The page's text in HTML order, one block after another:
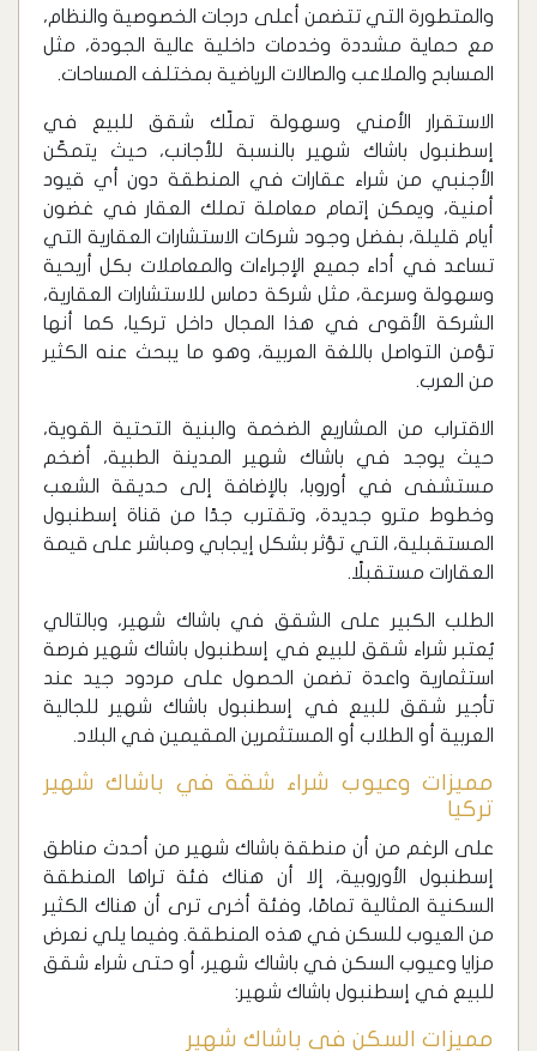
والمتطورة التي تتضمن أعلى درجات الخصوصية والنظام،
مع حماية مشددة وخدمات داخلية عالية الجودة، مثل
المسابح والملاعب والصالات الرياضية بمختلف المساحات.
الاستقرار الأمني وسهولة تملّك شقق للبيع في
إسطنبول باشاك شهير بالنسبة للأجانب، حيث يتمكّن
الأجنبي من شراء عقارات في المنطقة دون أي قيود
أمنية، ويمكن إتمام معاملة تملك العقار في غضون
أيام قليلة، بفضل وجود شركات الاستشارات العقارية التي
تساعد في أداء جميع الإجراءات والمعاملات بكل أريحية
وسهولة وسرعة، مثل شركة دماس للاستشارات العقارية،
الشركة الأقوى في هذا المجال داخل تركيا، كما أنها
تؤمن التواصل باللغة العربية، وهو ما يبحث عنه الكثير
من العرب.
الاقتراب من المشاريع الضخمة والبنية التحتية القوية،
حيث يوجد في باشاك شهير المدينة الطبية، أضخم
مستشفى في أوروبا، بالإضافة إلى حديقة الشعب
وخطوط مترو جديدة، وتقترب جدًا من قناة إسطنبول
المستقبلية، التي تؤثر بشكل إيجابي ومباشر على قيمة
العقارات مستقبلًا.
الطلب الكبير على الشقق في باشاك شهير، وبالتالي
يُعتبر شراء شقق للبيع في إسطنبول باشاك شهير فرصة
استثمارية واعدة تضمن الحصول على مردود جيد عند
تأجير شقق للبيع في إسطنبول باشاك شهير للجالية
العربية أو الطلاب أو المستثمرين المقيمين في البلاد.
مميزات وعيوب شراء شقة في باشاك شهير
تركيا
على الرغم من أن منطقة باشاك شهير من أحدث مناطق
إسطنبول الأوروبية، إلا أن هناك فئة تراها المنطقة
السكنية المثالية تمامًا، وفئة أخرى ترى أن هناك الكثير
من العيوب للسكن في هذه المنطقة. وفيما يلي نعرض
مزايا وعيوب السكن في باشاك شهير، أو حتى شراء شقق
للبيع في إسطنبول باشاك شهير:
مميزات السكن في باشاك شهير